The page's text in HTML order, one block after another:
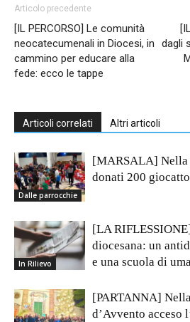
Articolo precedente
[IL PERCORSO] Le comunità
neocatecumenali in Diocesi, in
cammino per educare alla
fede: ecco le tappe
dagli
Articoli correlati Altri articoli
Dalle parrocchie
[MARSALA] Nella
donati 200
In Rilievo
[LA
diocesana: un
e una scuola di
[PARTANNA]
d’Avvento acceso